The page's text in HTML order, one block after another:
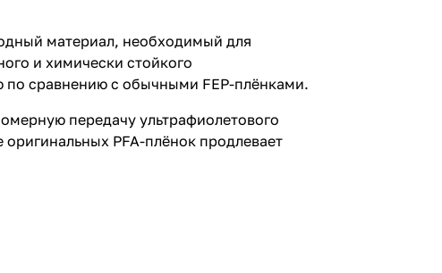
материал, необходимый для
и химически стойкого
по сравнению с обычными FEP-плёнками.
передачу ультрафиолетового
PFA-плёнок продлевает